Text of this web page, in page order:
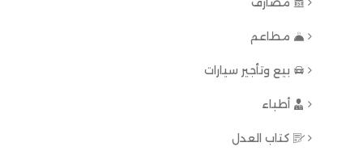
مطاعم
بيع وتأجير سيارات
أطباء
كتاب العدل